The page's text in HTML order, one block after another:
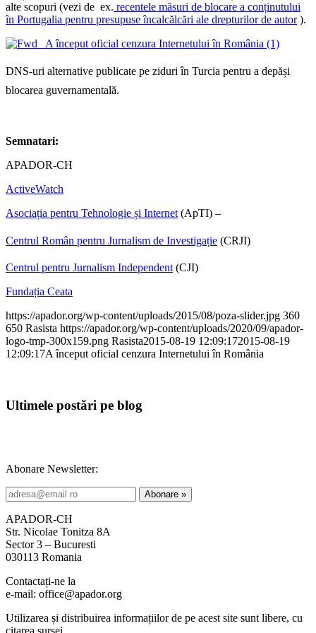
alte scopuri (vezi de ex. recentele măsuri de blocare a conținutului
în Portugalia pentru presupuse încalcălcări ale drepturilor de autor).
DNS-uri alternative publicate pe ziduri în Turcia pentru a depăși
blocarea guvernamentală.
Semnatari:
APADOR-CH
ActiveWatch
Asociația pentru Tehnologie și Internet (ApTI) –
Centrul Român pentru Jurnalism de Investigație (CRJI)
Centrul pentru Jurnalism Independent (CJI)
Fundația Ceata
https://apador.org/wp-content/uploads/2015/08/poza-slider.jpg 360
650 Rasista https://apador.org/wp-content/uploads/2020/09/apador-
logo-tmp-300x159.png Rasista2015-08-19 12:09:172015-08-19
12:09:17A început oficial cenzura Internetului în România
Ultimele postări pe blog
Abonare Newsletter:
APADOR-CH
Str. Nicolae Tonitza 8A
Sector 3 – Bucuresti
030113 Romania
Contactați-ne la
e-mail: office@apador.org
Utilizarea și distribuirea informațiilor de pe acest site sunt libere, cu